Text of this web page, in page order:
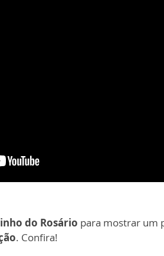
do Rosário para mostrar um
. Confira!